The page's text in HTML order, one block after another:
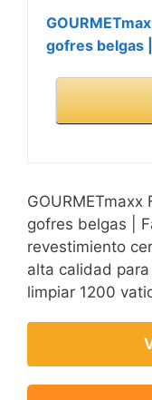
gofres belgas
gofres belgas |
revestimiento
alta calidad
limpiar 1200